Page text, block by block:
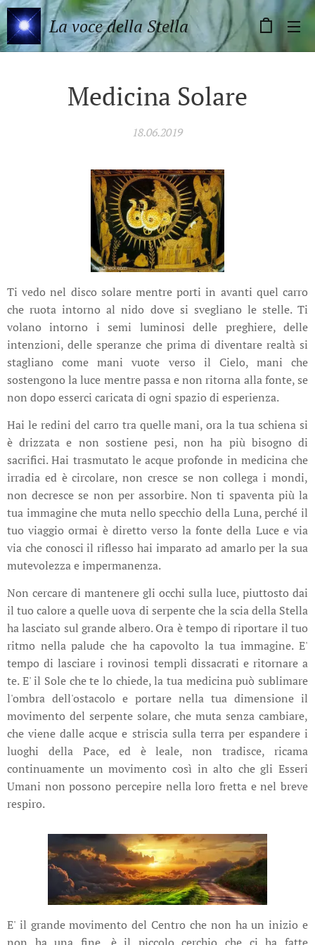
La voce della Stella
Medicina Solare
18.06.2019
Ti vedo nel disco solare mentre porti in avanti quel carro
che ruota intorno al nido dove si svegliano le stelle. Ti
volano intorno i semi luminosi delle preghiere, delle
intenzioni, delle speranze che prima di diventare realtà si
stagliano come mani vuote verso il Cielo, mani che
sostengono la luce mentre passa e non ritorna alla fonte, se
non dopo esserci caricata di ogni spazio di esperienza.
Hai le redini del carro tra quelle mani, ora la tua schiena si
è drizzata e non sostiene pesi, non ha più bisogno di
sacrifici. Hai trasmutato le acque profonde in medicina che
irradia ed è circolare, non cresce se non collega i mondi,
non decresce se non per assorbire. Non ti spaventa più la
tua immagine che muta nello specchio della Luna, perché il
tuo viaggio ormai è diretto verso la fonte della Luce e via
via che conosci il riflesso hai imparato ad amarlo per la sua
mutevolezza e impermanenza.
Non cercare di mantenere gli occhi sulla luce, piuttosto dai
il tuo calore a quelle uova di serpente che la scia della Stella
ha lasciato sul grande albero. Ora è tempo di riportare il tuo
ritmo nella palude che ha capovolto la tua immagine. E'
tempo di lasciare i rovinosi templi dissacrati e ritornare a
te. E' il Sole che te lo chiede, la tua medicina può sublimare
l'ombra dell'ostacolo e portare nella tua dimensione il
movimento del serpente solare, che muta senza cambiare,
che viene dalle acque e striscia sulla terra per espandere i
luoghi della Pace, ed è leale, non tradisce, ricama
continuamente un movimento così in alto che gli Esseri
Umani non possono percepire nella loro fretta e nel breve
respiro.
E' il grande movimento del Centro che non ha un inizio e